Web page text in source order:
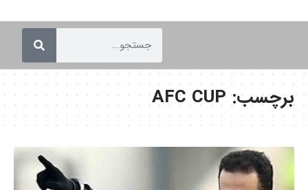
برچسب:AFC CUP